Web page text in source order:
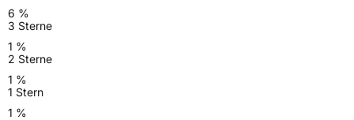
6 %
3 Sterne
1 %
2 Sterne
1 %
1 Stern
1 %